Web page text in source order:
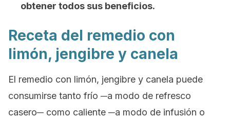
obtener todos sus beneficios.
Receta del remedio con
limón, jengibre y canela
El remedio con limón, jengibre y canela puede
consumirse tanto frío ─a modo de refresco
casero─ como caliente ─a modo de infusión o